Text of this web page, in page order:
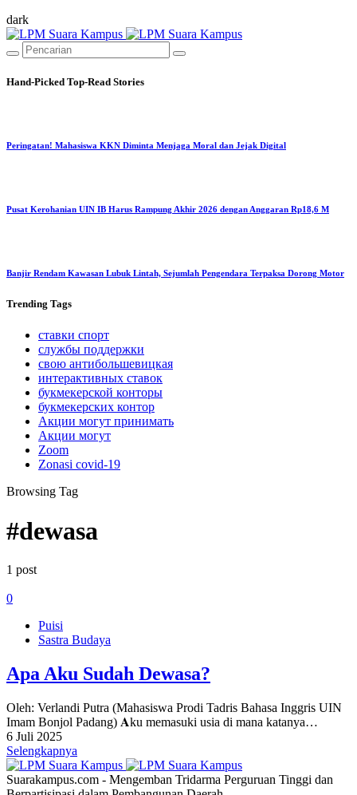
dark
Hand-Picked Top-Read Stories
Peringatan! Mahasiswa KKN Diminta Menjaga Moral dan Jejak Digital
Pusat Kerohanian UIN IB Harus Rampung Akhir 2026 dengan Anggaran Rp18,6 M
Banjir Rendam Kawasan Lubuk Lintah, Sejumlah Pengendara Terpaksa Dorong Motor
Trending Tags
ставки спорт
службы поддержки
свою антибольшевицкая
интерактивных ставок
букмекерской конторы
букмекерских контор
Акции могут принимать
Акции могут
Zoom
Zonasi covid-19
Browsing Tag
#dewasa
1 post
0
Puisi
Sastra Budaya
Apa Aku Sudah Dewasa?
Oleh: Verlandi Putra (Mahasiswa Prodi Tadris Bahasa Inggris UIN
Imam Bonjol Padang) 𝐀ku memasuki usia di mana katanya…
6 Juli 2025
Selengkapnya
Suarakampus.com - Mengemban Tridarma Perguruan Tinggi dan